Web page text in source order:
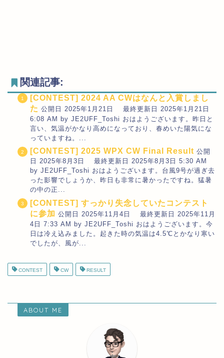
関連記事:
[CONTEST] 2024 AA CWはなんと入賞しまし
た 公開日 2025年1月21日 最終更新日 2025年1月21日
6:08 AM by JE2UFF_Toshi おはようございます。昨日と
言い、気温がかなり高めになっており、春めいた陽気にな
っていますね。...
[CONTEST] 2025 WPX CW Final Result 公開
日 2025年8月3日 最終更新日 2025年8月3日 5:30 AM
by JE2UFF_Toshi おはようございます。台風9号が過ぎ去
った影響でしょうか、昨日も非常に暑かったですね。猛暑
の中の正...
[CONTEST] すっかり失念していたコンテスト
に参加 公開日 2025年11月4日 最終更新日 2025年11月
4日 7:33 AM by JE2UFF_Toshi おはようございます。今
日は冷え込みました。起きた時の気温は4.5℃とかなり寒い
でしたが、風が...
CONTEST CW RESULT
ABOUT ME